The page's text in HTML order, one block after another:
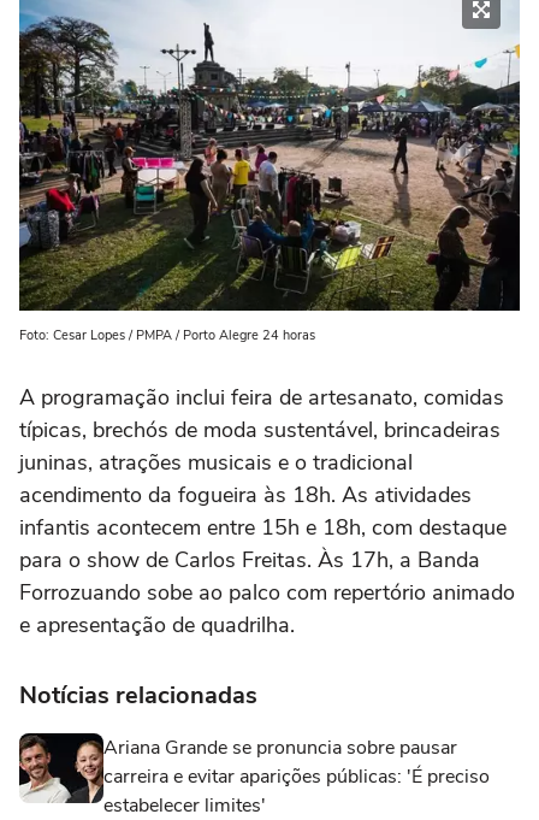
Foto: Cesar Lopes / PMPA / Porto Alegre 24 horas
A programação inclui feira de artesanato, comidas
típicas, brechós de moda sustentável, brincadeiras
juninas, atrações musicais e o tradicional
acendimento da fogueira às 18h. As atividades
infantis acontecem entre 15h e 18h, com destaque
para o show de Carlos Freitas. Às 17h, a Banda
Forrozuando sobe ao palco com repertório animado
e apresentação de quadrilha.
Notícias relacionadas
Ariana Grande se pronuncia sobre pausar
carreira e evitar aparições públicas: 'É preciso
estabelecer limites'